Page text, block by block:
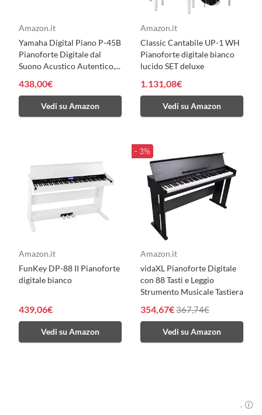
Amazon.it
Yamaha Digital Piano P-45B
Pianoforte Digitale dal
Suono Acustico Autentico,...
438,00€
Vedi su Amazon
Amazon.it
Classic Cantabile UP-1 WH
Pianoforte digitale bianco
lucido SET deluxe
1.131,08€
Vedi su Amazon
Amazon.it
FunKey DP-88 II Pianoforte
digitale bianco
439,06€
Vedi su Amazon
- 3%
Amazon.it
vidaXL Pianoforte Digitale
con 88 Tasti e Leggio
Strumento Musicale Tastiera
354,67€367,74€
Vedi su Amazon
.